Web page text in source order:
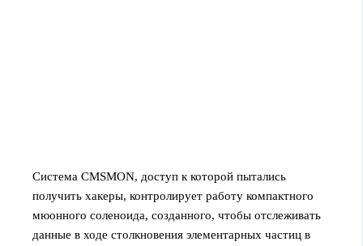
Система CMSMON, доступ к которой пытались
получить хакеры, контролирует работу компактного
мюонного соленоида, созданного, чтобы отслеживать
данные в ходе столкновения элементарных частиц в